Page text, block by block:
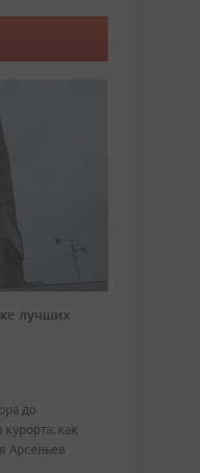
лучших
до
как
Арсеньев